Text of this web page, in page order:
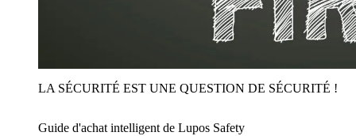
LA SÉCURITÉ EST UNE QUESTION DE SÉCURITÉ !
Guide d'achat intelligent de Lupos Safety